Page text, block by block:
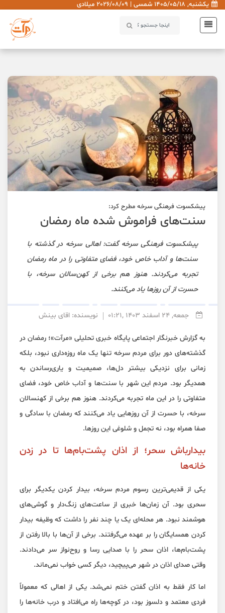
یکشنبه, 1405/05/18 شمسی | 2026/08/09 میلادی
پیشکسوت فرهنگی سرخه مطرح کرد:
سنت‌های فراموش شده ماه رمضان
پیشکسوت فرهنگی سرخه گفت: اهالی سرخه در گذشته با
سنت‌ها و آداب خاص خود، فضای متفاوتی را در ماه رمضان
تجربه می‌کردند. هنوز هم برخی از کهن‌سالان سرخه، با
حسرت از آن روزها یاد می‌کنند.
جمعه, 24 اسفند 1403 ,01:21 نویسنده: اقای بینش
به گزارش خبرنگار اجتماعی پایگاه خبری تحلیلی «مرآت»؛ رمضان در
گذشته‌های دور برای مردم سرخه تنها یک ماه روزه‌داری نبود، بلکه
زمانی برای نزدیکی بیشتر دل‌ها، صمیمیت و یاری‌رساندن به
همدیگر بود. مردم این شهر با سنت‌ها و آداب خاص خود، فضای
متفاوتی را در این ماه تجربه می‌کردند. هنوز هم برخی از کهنسالان
سرخه، با حسرت از آن روزهایی یاد می‌کنند که رمضان با سادگی و
صفا همراه بود، نه تجمل و شلوغی این روزها.
بیدارباش سحر؛ از اذان پشت‌بام‌ها تا در زدن
خانه‌ها
یکی از قدیمی‌ترین رسوم مردم سرخه، بیدار کردن یکدیگر برای
سحری بود. آن زمان‌ها خبری از ساعت‌های زنگ‌دار و گوشی‌های
هوشمند نبود. هر محله‌ای یک یا چند نفر را داشت که وظیفه بیدار
کردن همسایگان را بر عهده می‌گرفتند. برخی از آن‌ها با بالا رفتن از
پشت‌بام‌ها، اذان سحر را با صدایی رسا و روح‌نواز سر می‌دادند.
وقتی صدای اذان در شهر می‌پیچید، دیگر کسی خواب نمی‌ماند.
اما کار فقط به اذان گفتن ختم نمی‌شد. یکی از اهالی که معمولاً
فردی معتمد و دلسوز بود، در کوچه‌ها راه می‌افتاد و درب خانه‌ها را